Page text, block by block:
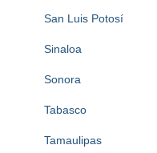
San Luis Potosí
Sinaloa
Sonora
Tabasco
Tamaulipas